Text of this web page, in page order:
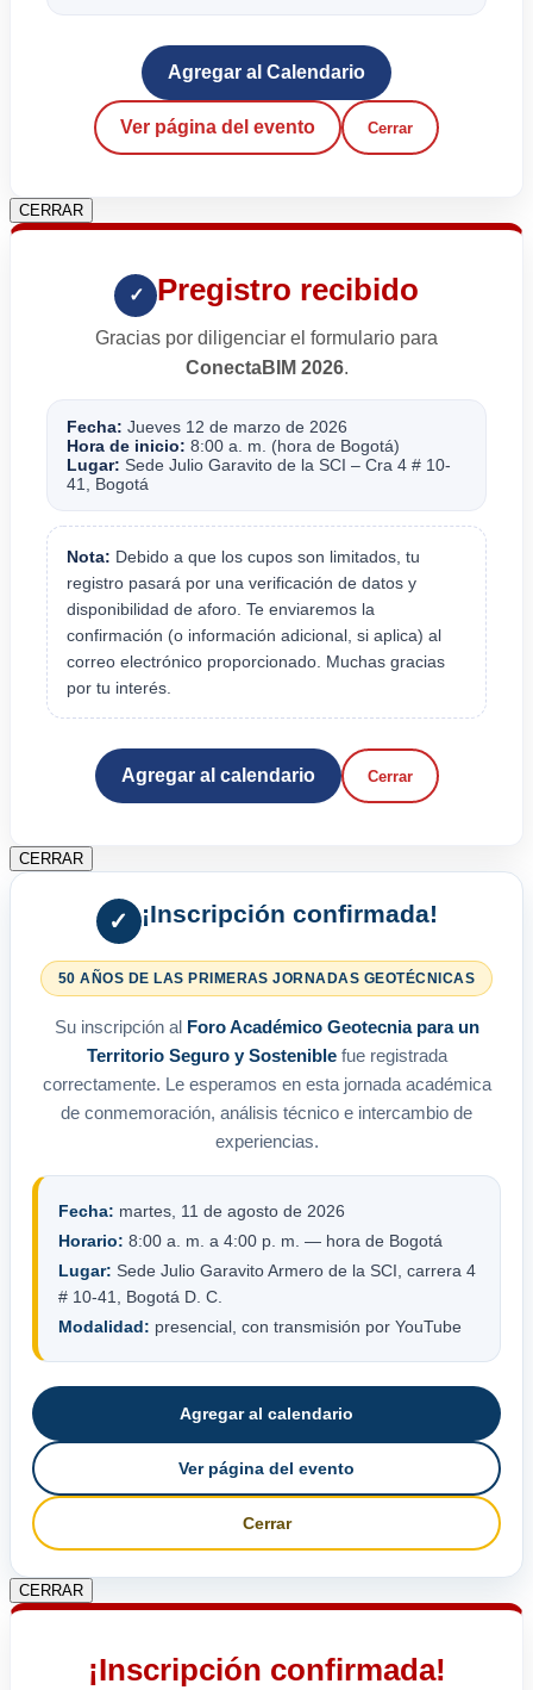
Agregar al Calendario
Ver página del evento Cerrar
CERRAR
✓ Pregistro recibido
Gracias por diligenciar el formulario para
ConectaBIM 2026.
Fecha: Jueves 12 de marzo de 2026
Hora de inicio: 8:00 a. m. (hora de Bogotá)
Lugar: Sede Julio Garavito de la SCI – Cra 4 # 10-
41, Bogotá
Nota: Debido a que los cupos son limitados, tu
registro pasará por una verificación de datos y
disponibilidad de aforo. Te enviaremos la
confirmación (o información adicional, si aplica) al
correo electrónico proporcionado. Muchas gracias
por tu interés.
Agregar al calendario Cerrar
CERRAR
✓ ¡Inscripción confirmada!
50 AÑOS DE LAS PRIMERAS JORNADAS GEOTÉCNICAS
Su inscripción al Foro Académico Geotecnia para un
Territorio Seguro y Sosteniblefue registrada
correctamente. Le esperamos en esta jornada académica
de conmemoración, análisis técnico e intercambio de
experiencias.
Fecha: martes, 11 de agosto de 2026
Horario: 8:00 a. m. a 4:00 p. m. — hora de Bogotá
Lugar: Sede Julio Garavito Armero de la SCI, carrera 4
# 10-41, Bogotá D. C.
Modalidad: presencial, con transmisión por YouTube
Agregar al calendario
Ver página del evento
Cerrar
CERRAR
¡Inscripción confirmada!